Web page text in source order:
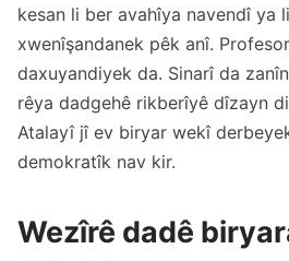
kesan li ber avahîya navendî ya
xwenîşandanek pêk anî.
daxuyandiyek da. Sinarî da
rêya dadgehê rikberîyê dîzayn
Atalayî jî ev biryar wekî
demokratîk nav kir.
Wezîrê dadê